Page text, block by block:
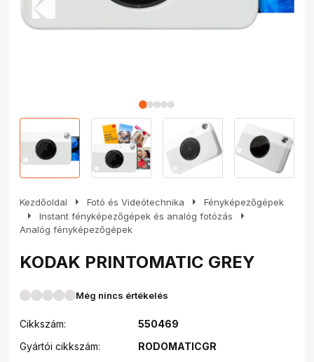
Kezdőoldal arrow_right Fotó és Videótechnika arrow_right Fényképezőgépek
arrow_right Instant fényképezőgépek és analóg fotózás arrow_right
Analóg fényképezőgépek
KODAK PRINTOMATIC GREY
Még nincs értékelés
Cikkszám:
550469
Gyártói cikkszám:
RODOMATICGR